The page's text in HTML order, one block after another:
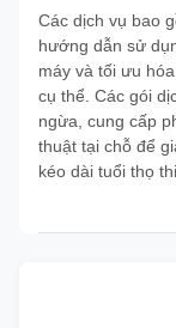
Các dịch vụ bao
hướng dẫn sử
máy và tối ưu
cụ thể. Các gói
ngừa, cung cấp
thuật tại chỗ để
kéo dài tuổi thọ